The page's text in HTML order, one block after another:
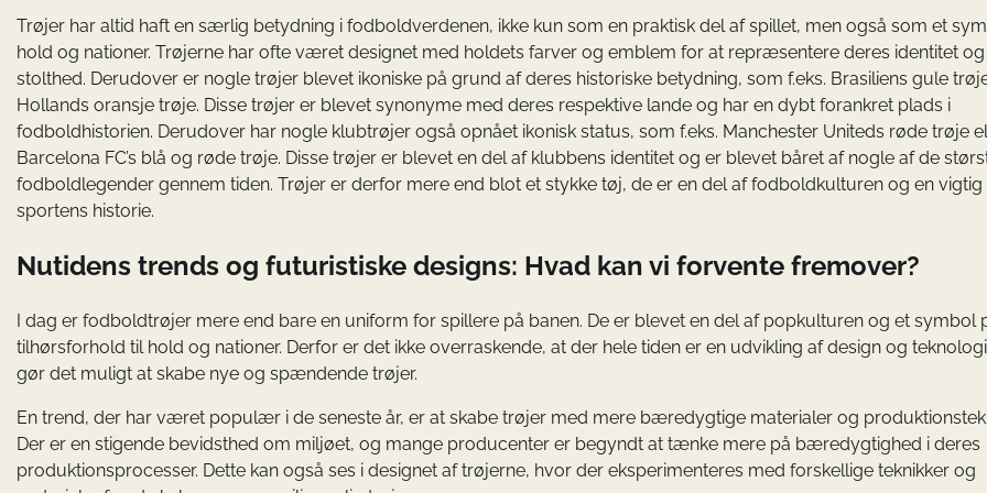
Trøjer har altid haft en særlig betydning i fodboldverdenen, ikke kun som en praktisk del af spillet, men også som et
hold og nationer. Trøjerne har ofte været designet med holdets farver og emblem for at repræsentere deres identitet og
stolthed. Derudover er nogle trøjer blevet ikoniske på grund af deres historiske betydning, som f.eks. Brasiliens gule
Hollands oransje trøje. Disse trøjer er blevet synonyme med deres respektive lande og har en dybt forankret plads i
fodboldhistorien. Derudover har nogle klubtrøjer også opnået ikonisk status, som f.eks. Manchester Uniteds røde trøje
Barcelona FC’s blå og røde trøje. Disse trøjer er blevet en del af klubbens identitet og er blevet båret af nogle af de
fodboldlegender gennem tiden. Trøjer er derfor mere end blot et stykke tøj, de er en del af fodboldkulturen og en vigtig
sportens historie.
Nutidens trends og futuristiske designs: Hvad kan vi forvente fremover?
I dag er fodboldtrøjer mere end bare en uniform for spillere på banen. De er blevet en del af popkulturen og et symbol
tilhørsforhold til hold og nationer. Derfor er det ikke overraskende, at der hele tiden er en udvikling af design og
gør det muligt at skabe nye og spændende trøjer.
En trend, der har været populær i de seneste år, er at skabe trøjer med mere bæredygtige materialer og
Der er en stigende bevidsthed om miljøet, og mange producenter er begyndt at tænke mere på bæredygtighed i deres
produktionsprocesser. Dette kan også ses i designet af trøjerne, hvor der eksperimenteres med forskellige teknikker og